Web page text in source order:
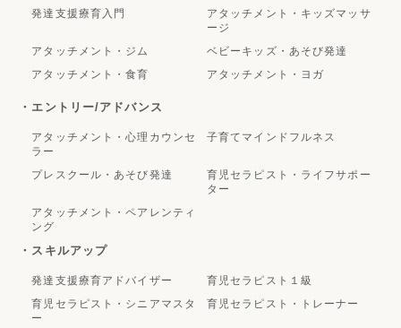
発達支援療育入門
アタッチメント・キッズマッサ
ージ
アタッチメント・ジム
ベビーキッズ・あそび発達
アタッチメント・食育
アタッチメント・ヨガ
・エントリー/アドバンス
アタッチメント・心理カウンセ
ラー
子育てマインドフルネス
プレスクール・あそび発達
育児セラピスト・ライフサポー
ター
アタッチメント・ペアレンティ
ング
・スキルアップ
発達支援療育アドバイザー
育児セラピスト１級
育児セラピスト・シニアマスタ
ー
育児セラピスト・トレーナー